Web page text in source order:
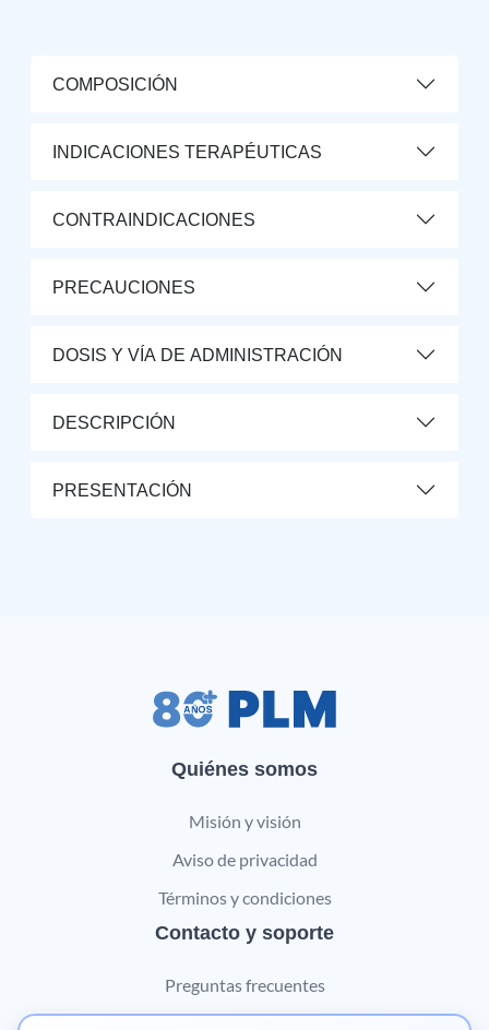
COMPOSICIÓN
INDICACIONES TERAPÉUTICAS
CONTRAINDICACIONES
PRECAUCIONES
DOSIS Y VÍA DE ADMINISTRACIÓN
DESCRIPCIÓN
PRESENTACIÓN
Quiénes somos
Misión y visión
Aviso de privacidad
Términos y condiciones
Contacto y soporte
Preguntas frecuentes
Contáctanos